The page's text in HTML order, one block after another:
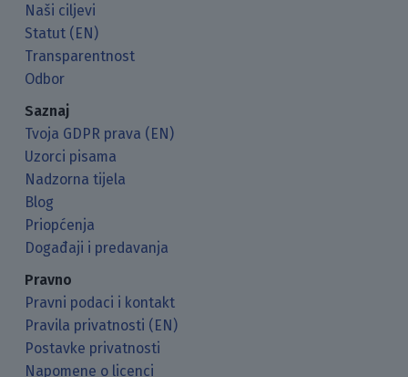
Naši ciljevi
Statut (EN)
Transparentnost
Odbor
Saznaj
Tvoja GDPR prava (EN)
Uzorci pisama
Nadzorna tijela
Blog
Priopćenja
Događaji i predavanja
Pravno
Pravni podaci i kontakt
Pravila privatnosti (EN)
Postavke privatnosti
Napomene o licenci